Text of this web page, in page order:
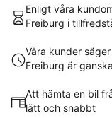
Enligt våra
Freiburg i
Våra kunder
Freiburg är
Att hämta en bil
lätt och snabbt